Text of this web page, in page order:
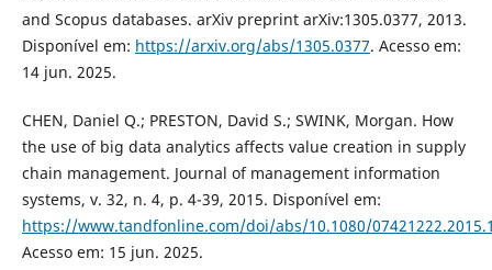
and Scopus databases. arXiv preprint arXiv:1305.0377, 2013.
Disponível em: https://arxiv.org/abs/1305.0377. Acesso em:
14 jun. 2025.
CHEN, Daniel Q.; PRESTON, David S.; SWINK, Morgan. How
the use of big data analytics affects value creation in supply
chain management. Journal of management information
systems, v. 32, n. 4, p. 4-39, 2015. Disponível em:
https://www.tandfonline.com/doi/abs/10.1080/
Acesso em: 15 jun. 2025.